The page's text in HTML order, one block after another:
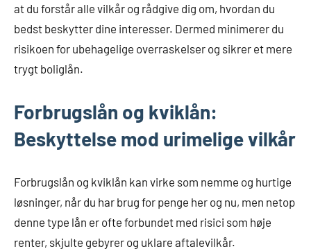
at du forstår alle vilkår og rådgive dig om, hvordan du
bedst beskytter dine interesser. Dermed minimerer du
risikoen for ubehagelige overraskelser og sikrer et mere
trygt boliglån.
Forbrugslån og kviklån:
Beskyttelse mod urimelige vilkår
Forbrugslån og kviklån kan virke som nemme og hurtige
løsninger, når du har brug for penge her og nu, men netop
denne type lån er ofte forbundet med risici som høje
renter, skjulte gebyrer og uklare aftalevilkår.